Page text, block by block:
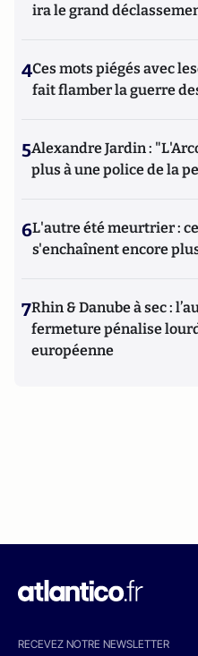
ira le grand
4Ces mots piégés avec
fait flamber la guerre
5Alexandre Jardin :
plus à une police de la
6L'autre été meurtrier :
s'enchaînent encore
7Rhin & Danube à sec :
fermeture pénalise
européenne
RECEVEZ NOTRE NEWSLETTER